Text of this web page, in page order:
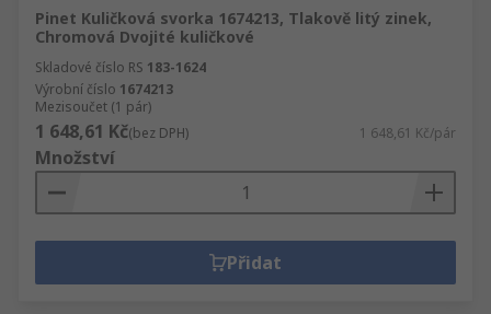
Pinet Kuličková svorka 1674213, Tlakově litý zinek,
Chromová Dvojité kuličkové
Skladové číslo RS 183-1624
Výrobní číslo 1674213
Mezisoučet (1 pár)
1 648,61 Kč(bez DPH) 1 648,61 Kč/pár
Množství
Přidat